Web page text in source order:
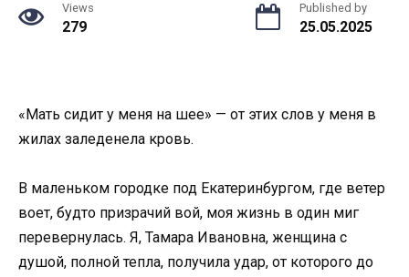
Views
279
Published by
25.05.2025
«Мать сидит у меня на шее» — от этих слов у меня в
жилах заледенела кровь.
В маленьком городке под Екатеринбургом, где ветер
воет, будто призрачий вой, моя жизнь в один миг
перевернулась. Я, Тамара Ивановна, женщина с
душой, полной тепла, получила удар, от которого до